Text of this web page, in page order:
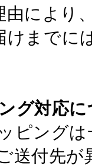
により
までに
グ対応
ピング
送付先